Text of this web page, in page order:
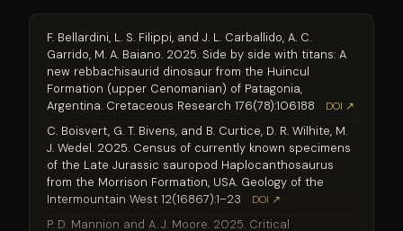
F. Bellardini, L. S. Filippi, and J. L. Carballido, A. C.
Garrido, M. A. Baiano. 2025. Side by side with titans: A
new rebbachisaurid dinosaur from the Huincul
Formation (upper Cenomanian) of Patagonia,
Argentina. Cretaceous Research 176(78):106188
DOI ↗
C. Boisvert, G. T. Bivens, and B. Curtice, D. R. Wilhite, M.
J. Wedel. 2025. Census of currently known specimens
of the Late Jurassic sauropod Haplocanthosaurus
from the Morrison Formation, USA. Geology of the
Intermountain West 12(16867):1–23
DOI ↗
P. D. Mannion and A. J. Moore. 2025. Critical